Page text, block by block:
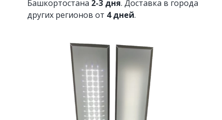
Башкортостана 2-3 дня. Доставка в города
других регионов от 4 дней.